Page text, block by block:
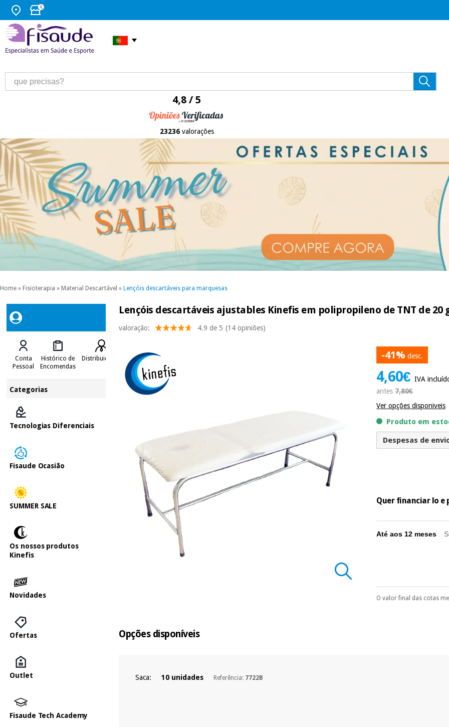
4,8 / 5
23236valorações
Home » Fisioterapia » Material Descartável » Lençóis descartáveis para marquesas
Conta
Pessoal
Histórico de
Encomendas
Distribuidores
Categorias
Tecnologias Diferenciais
Fisaude Ocasião
SUMMER SALE
Os nossos produtos
Kinefis
Novidades
Ofertas
Outlet
Fisaude Tech Academy
Lençóis descartáveis ajustables Kinefis em polipropileno de TNT de 20
valoração: 4.9 de 5 (14 opiniões)
-41% desc.
4,60€IVA
antes7,80€
Ver opções disponiveis
Produto em
Despesas de
Quer financiar lo e
Até aos 12 meses
Pode escolhê-lo no
O valor final das cotas
Opções disponíveis
Saca: 10 unidades Referência: 7722B